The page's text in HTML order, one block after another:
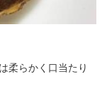
柔らかく口当たり